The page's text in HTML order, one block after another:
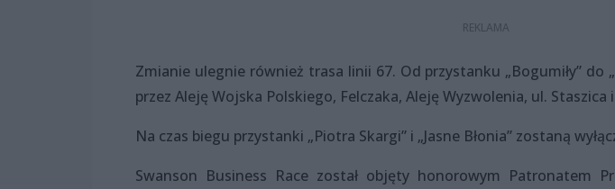
Zmianie ulegnie również trasa linii 67. Od przystanku „Bogumiły” do
przez Aleję Wojska Polskiego, Felczaka, Aleję Wyzwolenia, ul.
Na czas biegu przystanki „Piotra Skargi” i „Jasne Błonia” zostaną
Swanson Business Race został objęty honorowym Patronatem